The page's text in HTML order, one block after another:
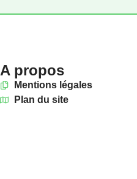
A propos
Mentions légales
Plan du site